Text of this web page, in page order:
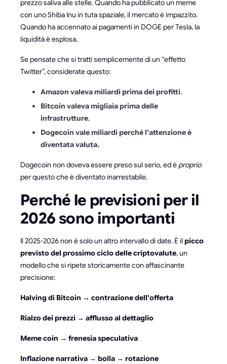
prezzo saliva alle stelle. Quando ha pubblicato un meme
con uno Shiba Inu in tuta spaziale, il mercato è impazzito.
Quando ha accennato ai pagamenti in DOGE per Tesla, la
liquidità è esplosa.
Se pensate che si tratti semplicemente di un “effetto
Twitter”, considerate questo:
Amazon valeva miliardi prima dei profitti,
Bitcoin valeva migliaia prima delle
infrastrutture,
Dogecoin vale miliardi perché l'attenzione è
diventata valuta.
Dogecoin non doveva essere preso sul serio, ed è proprio
per questo che è diventato inarrestabile.
Perché le previsioni per il
2026 sono importanti
Il 2025-2026 non è solo un altro intervallo di date. È il picco
previsto del prossimo ciclo delle criptovalute, un
modello che si ripete storicamente con affascinante
precisione:
Halving di Bitcoin → contrazione dell'offerta
Rialzo dei prezzi → afflusso al dettaglio
Meme coin → frenesia speculativa
Inflazione narrativa → bolla → rotazione